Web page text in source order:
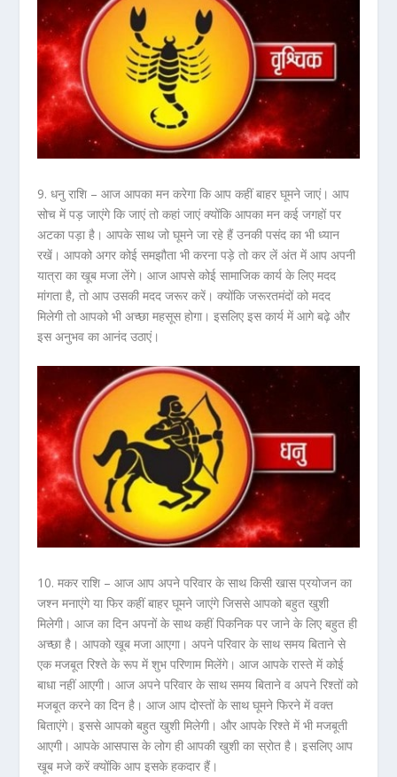
9. धनु राशि – आज आपका मन करेगा कि आप कहीं बाहर घूमने जाएं। आप
सोच में पड़ जाएंगे कि जाएं तो कहां जाएं क्योंकि आपका मन कई जगहों पर
अटका पड़ा है। आपके साथ जो घूमने जा रहे हैं उनकी पसंद का भी ध्यान
रखें। आपको अगर कोई समझौता भी करना पड़े तो कर लें अंत में आप अपनी
यात्रा का खूब मजा लेंगे। आज आपसे कोई सामाजिक कार्य के लिए मदद
मांगता है, तो आप उसकी मदद जरूर करें। क्योंकि जरूरतमंदों को मदद
मिलेगी तो आपको भी अच्छा महसूस होगा। इसलिए इस कार्य में आगे बढ़े और
इस अनुभव का आनंद उठाएं।
10. मकर राशि – आज आप अपने परिवार के साथ किसी खास प्रयोजन का
जश्न मनाएंगे या फिर कहीं बाहर घूमने जाएंगे जिससे आपको बहुत खुशी
मिलेगी। आज का दिन अपनों के साथ कहीं पिकनिक पर जाने के लिए बहुत ही
अच्छा है। आपको खूब मजा आएगा। अपने परिवार के साथ समय बिताने से
एक मजबूत रिश्ते के रूप में शुभ परिणाम मिलेंगे। आज आपके रास्ते में कोई
बाधा नहीं आएगी। आज अपने परिवार के साथ समय बिताने व अपने रिश्तों को
मजबूत करने का दिन है। आज आप दोस्तों के साथ घूमने फिरने में वक्त
बिताएंगे। इससे आपको बहुत खुशी मिलेगी। और आपके रिश्ते में भी मजबूती
आएगी। आपके आसपास के लोग ही आपकी खुशी का स्रोत है। इसलिए आप
खूब मजे करें क्योंकि आप इसके हकदार हैं।